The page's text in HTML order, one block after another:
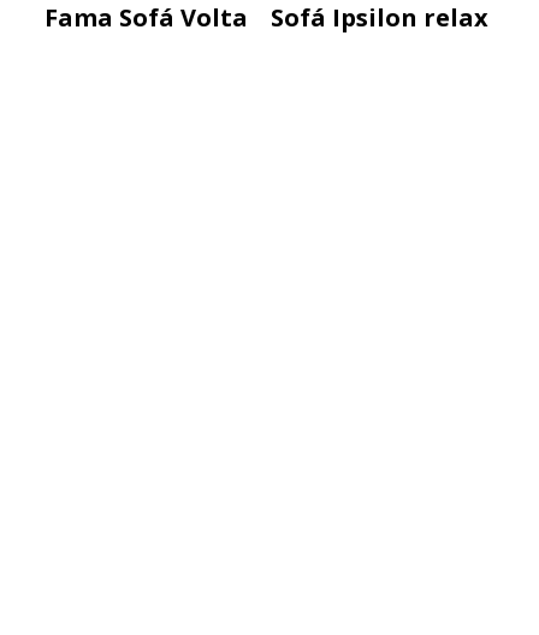
Fama Sofá Volta Sofá Ipsilon relax